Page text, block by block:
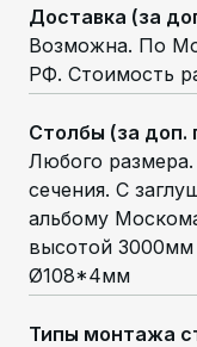
Доставка (за
Возможна. По
РФ. Стоимость
Столбы (за доп.
Любого размера.
сечения. С
альбому
высотой
Ø108*4мм
Типы монтажа